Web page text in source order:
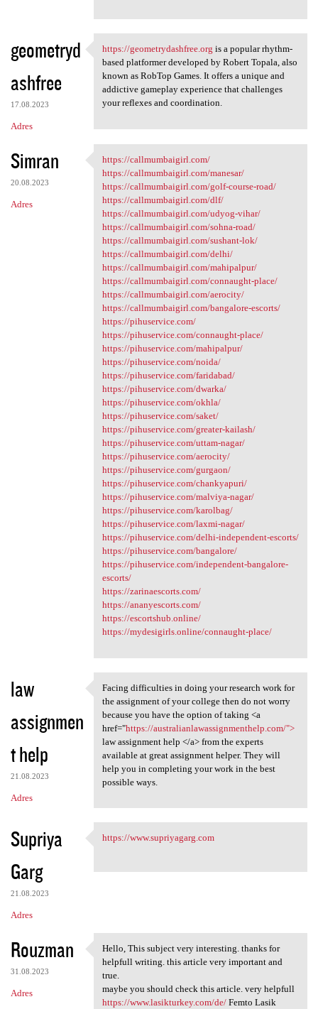
geometryd
ashfree
17.08.2023
Adres
https://geometrydashfree.org
https://geometrydashfree.org is a popular rhythm-
based platformer developed by Robert Topala, also
known as RobTop Games. It offers a unique and
addictive gameplay experience that challenges
your reflexes and coordination.
Simran
20.08.2023
Adres
https://callmumbaigirl.com/
https://callmumbaigirl.com/
https://callmumbaigirl.com/manesar/
https://callmumbaigirl.com/golf-course-road/
https://callmumbaigirl.com/dlf/
https://callmumbaigirl.com/udyog-vihar/
https://callmumbaigirl.com/sohna-road/
https://callmumbaigirl.com/sushant-lok/
https://callmumbaigirl.com/delhi/
https://callmumbaigirl.com/mahipalpur/
https://callmumbaigirl.com/connaught-place/
https://callmumbaigirl.com/aerocity/
https://callmumbaigirl.com/bangalore-escorts/
https://pihuservice.com/
https://pihuservice.com/connaught-place/
https://pihuservice.com/mahipalpur/
https://pihuservice.com/noida/
https://pihuservice.com/faridabad/
https://pihuservice.com/dwarka/
https://pihuservice.com/okhla/
https://pihuservice.com/saket/
https://pihuservice.com/greater-kailash/
https://pihuservice.com/uttam-nagar/
https://pihuservice.com/aerocity/
https://pihuservice.com/gurgaon/
https://pihuservice.com/chankyapuri/
https://pihuservice.com/malviya-nagar/
https://pihuservice.com/karolbag/
https://pihuservice.com/laxmi-nagar/
https://pihuservice.com/delhi-independent-escorts/
https://pihuservice.com/bangalore/
https://pihuservice.com/independent-bangalore-
escorts/
https://zarinaescorts.com/
https://ananyescorts.com/
https://escortshub.online/
https://mydesigirls.online/connaught-place/
law
assignmen
t help
21.08.2023
Adres
Facing difficulties in doing
Facing difficulties in doing your research work for
the assignment of your college then do not worry
because you have the option of taking <a
href="https://australianlawassignmenthelp.com/">
law assignment help </a> from the experts
available at great assignment helper. They will
help you in completing your work in the best
possible ways.
Supriya
Garg
21.08.2023
Adres
https://www.supriyagarg.com
https://www.supriyagarg.com
Rouzman
31.08.2023
Adres
Hello, This subject very
Hello, This subject very interesting. thanks for
helpfull writing. this article very important and
true.
maybe you should check this article. very helpfull
https://www.lasikturkey.com/de/Femto Lasik